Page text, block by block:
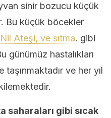
sinir bozucu küçük
Bu küçük böcekler
Ateşi, ve sıtma. gibi
günümüz hastalıkları
ve her yıl
saharaları gibi sıcak